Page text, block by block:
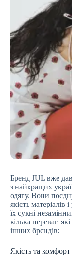
Бренд JUL вже
з найкращих
одягу. Вони
якість
їх сукні
кілька переваг,
інших брендів:
Якість та комфорт